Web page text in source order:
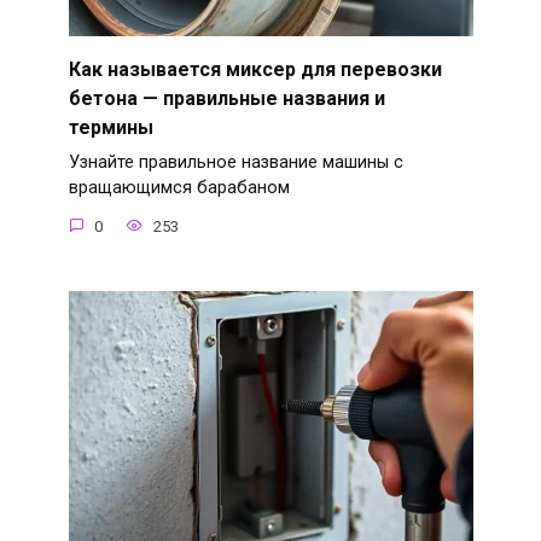
Как называется миксер для перевозки
бетона — правильные названия и
термины
Узнайте правильное название машины с
вращающимся барабаном
0 253